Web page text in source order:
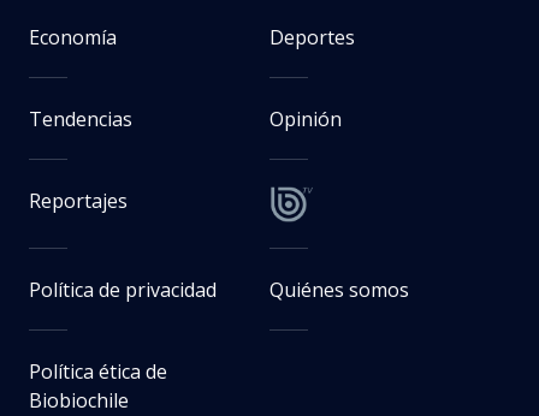
Economía Deportes
Tendencias Opinión
Reportajes
Política de privacidad Quiénes somos
Política ética de
Biobiochile